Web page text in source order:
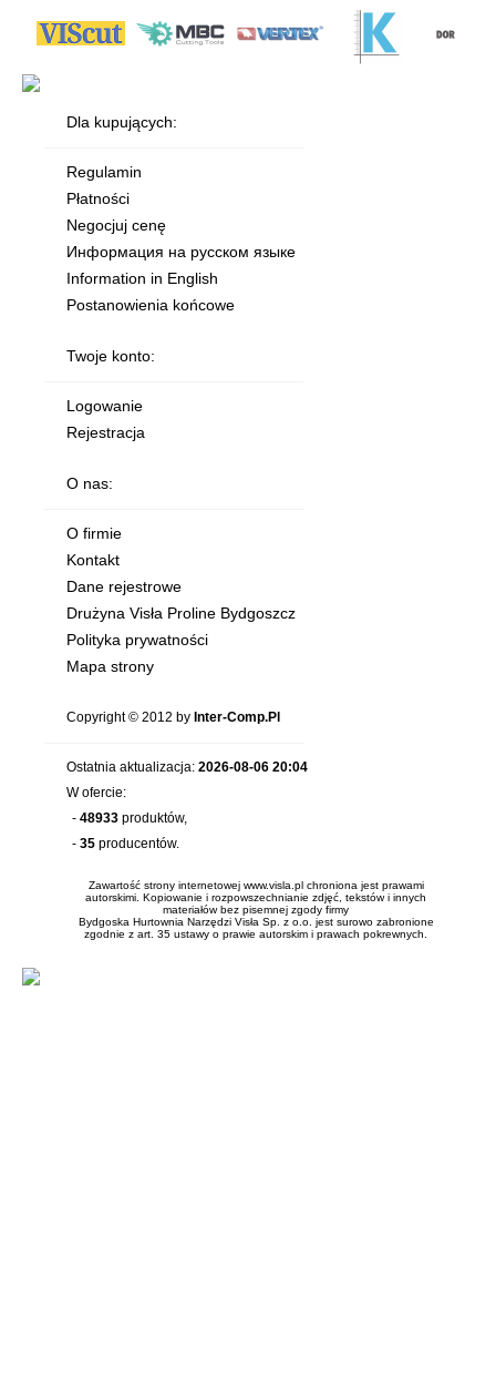
Dla kupujących:
Regulamin
Płatności
Negocjuj cenę
Информация на русском языке
Information in English
Postanowienia końcowe
Twoje konto:
Logowanie
Rejestracja
O nas:
O firmie
Kontakt
Dane rejestrowe
Drużyna Visła Proline Bydgoszcz
Polityka prywatności
Mapa strony
Copyright © 2012 by Inter-Comp.Pl
Ostatnia aktualizacja: 2026-08-06 20:04
W ofercie:
- 48933 produktów,
- 35 producentów.
Zawartość strony internetowej www.visla.pl chroniona jest prawami
autorskimi. Kopiowanie i rozpowszechnianie zdjęć, tekstów i innych
materiałów bez pisemnej zgody firmy
Bydgoska Hurtownia Narzędzi Visła Sp. z o.o. jest surowo zabronione
zgodnie z art. 35 ustawy o prawie autorskim i prawach pokrewnych.